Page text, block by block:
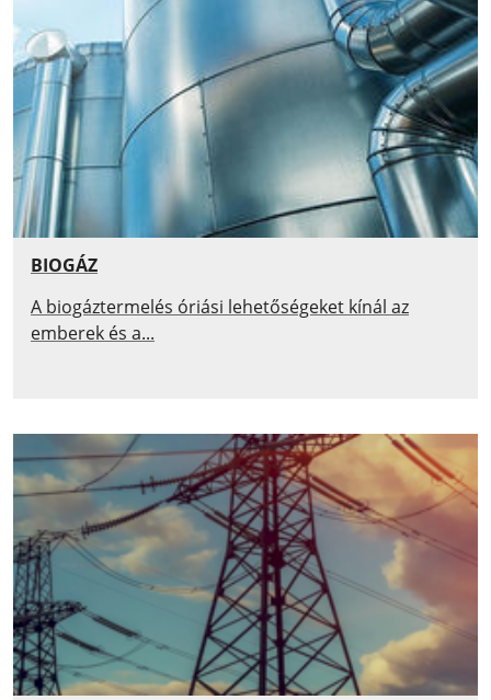
BIOGÁZ
A biogáztermelés óriási lehetőségeket kínál az
emberek és a...